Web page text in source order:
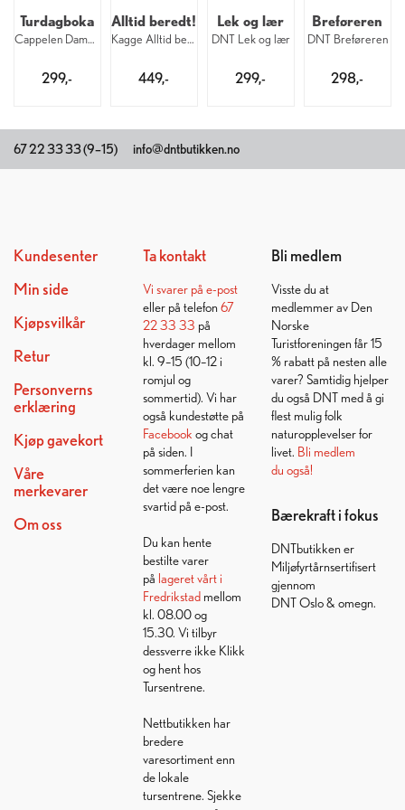
Turdagboka
Cappelen Damm Turdagboka
299,-
Alltid beredt!
Kagge Alltid beredt! For deg som vil ut
449,-
Lek og lær
DNT Lek og lær
299,-
Breføreren
DNT Breføreren
298,-
67 22 33 33 (9–15) info@dntbutikken.no
Kundesenter
Min side
Kjøpsvilkår
Retur
Personverns
erklæring
Kjøp gavekort
Våre
merkevarer
Om oss
Ta kontakt
Vi svarer på e-post
eller på telefon 67
22 33 33 på
hverdager mellom
kl. 9–15 (10–12 i
romjul og
sommertid). Vi har
også kundestøtte på
Facebook og chat
på siden. I
sommerferien kan
det være noe lengre
svartid på e-post.
Du kan hente
bestilte varer
på lageret vårt i
Fredrikstadmellom
kl. 08.00 og
15.30. Vi tilbyr
dessverre ikke Klikk
og hent hos
Tursentrene.
Nettbutikken har
bredere
varesortiment enn
de lokale
tursentrene. Sjekke
Bli medlem
Visste du at
medlemmer av Den
Norske
Turistforeningen får 15
% rabatt på nesten alle
varer? Samtidig hjelper
du også DNT med å gi
flest mulig folk
naturopplevelser for
livet. Bli medlem
du også!
Bærekraft i fokus
DNTbutikken er
Miljøfyrtårnsertifisert
gjennom
DNT Oslo & omegn.